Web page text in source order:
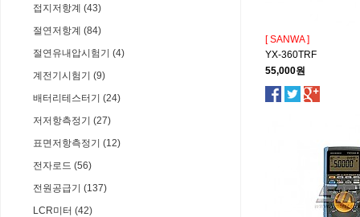
접지저항계 (43)
절연저항계 (84)
절연유내압시험기 (4)
계전기시험기 (9)
배터리테스터기 (24)
저저항측정기 (27)
표면저항측정기 (12)
전자로드 (56)
전원공급기 (137)
LCR미터 (42)
[ SANWA ]
YX-360TRF
55,000원